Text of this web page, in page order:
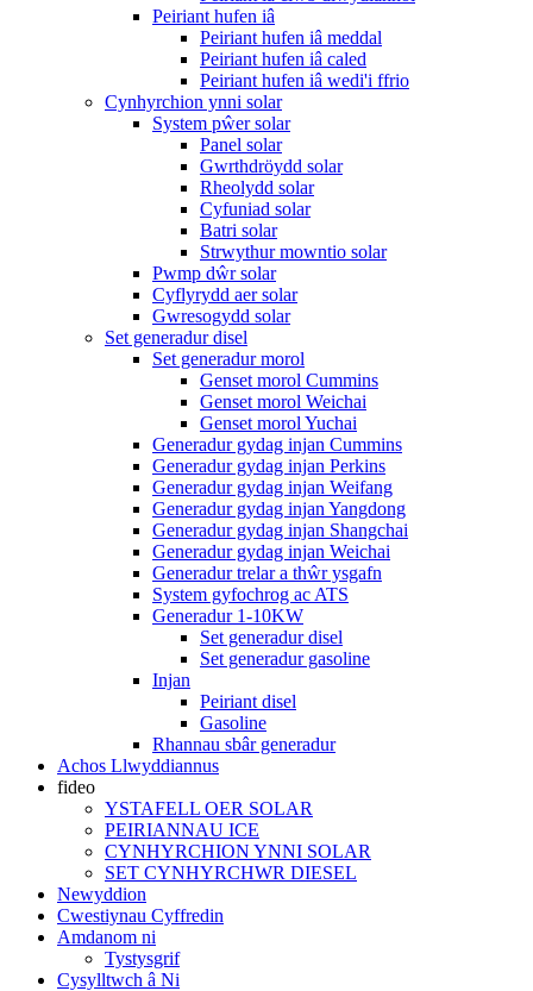
Peiriant hufen iâ
Peiriant hufen iâ meddal
Peiriant hufen iâ caled
Peiriant hufen iâ wedi'i ffrio
Cynhyrchion ynni solar
System pŵer solar
Panel solar
Gwrthdröydd solar
Rheolydd solar
Cyfuniad solar
Batri solar
Strwythur mowntio solar
Pwmp dŵr solar
Cyflyrydd aer solar
Gwresogydd solar
Set generadur disel
Set generadur morol
Genset morol Cummins
Genset morol Weichai
Genset morol Yuchai
Generadur gydag injan Cummins
Generadur gydag injan Perkins
Generadur gydag injan Weifang
Generadur gydag injan Yangdong
Generadur gydag injan Shangchai
Generadur gydag injan Weichai
Generadur trelar a thŵr ysgafn
System gyfochrog ac ATS
Generadur 1-10KW
Set generadur disel
Set generadur gasoline
Injan
Peiriant disel
Gasoline
Rhannau sbâr generadur
Achos Llwyddiannus
fideo
YSTAFELL OER SOLAR
PEIRIANNAU ICE
CYNHYRCHION YNNI SOLAR
SET CYNHYRCHWR DIESEL
Newyddion
Cwestiynau Cyffredin
Amdanom ni
Tystysgrif
Cysylltwch â Ni